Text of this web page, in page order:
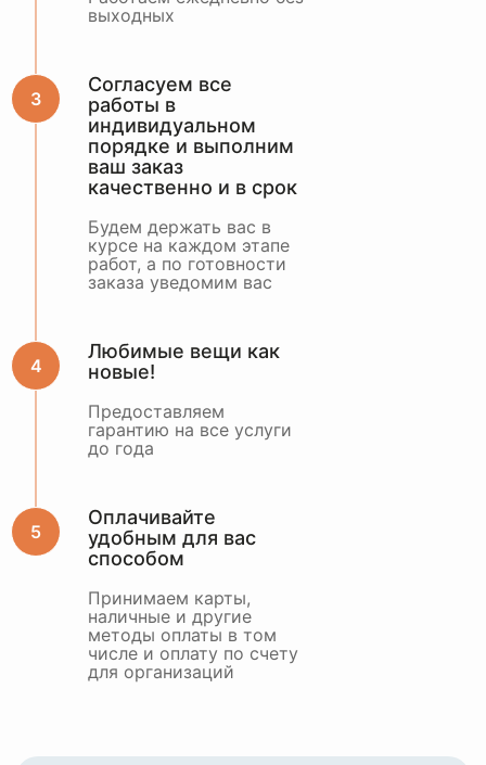
выходных
Согласуем все
работы в
индивидуальном
порядке и выполним
ваш заказ
качественно и в срок
Будем держать вас в
курсе на каждом этапе
работ, а по готовности
заказа уведомим вас
Любимые вещи как
новые!
Предоставляем
гарантию на все услуги
до года
Оплачивайте
удобным для вас
способом
Принимаем карты,
наличные и другие
методы оплаты в том
числе и оплату по счету
для организаций
ЦЕНЫ НА УСЛУГИ